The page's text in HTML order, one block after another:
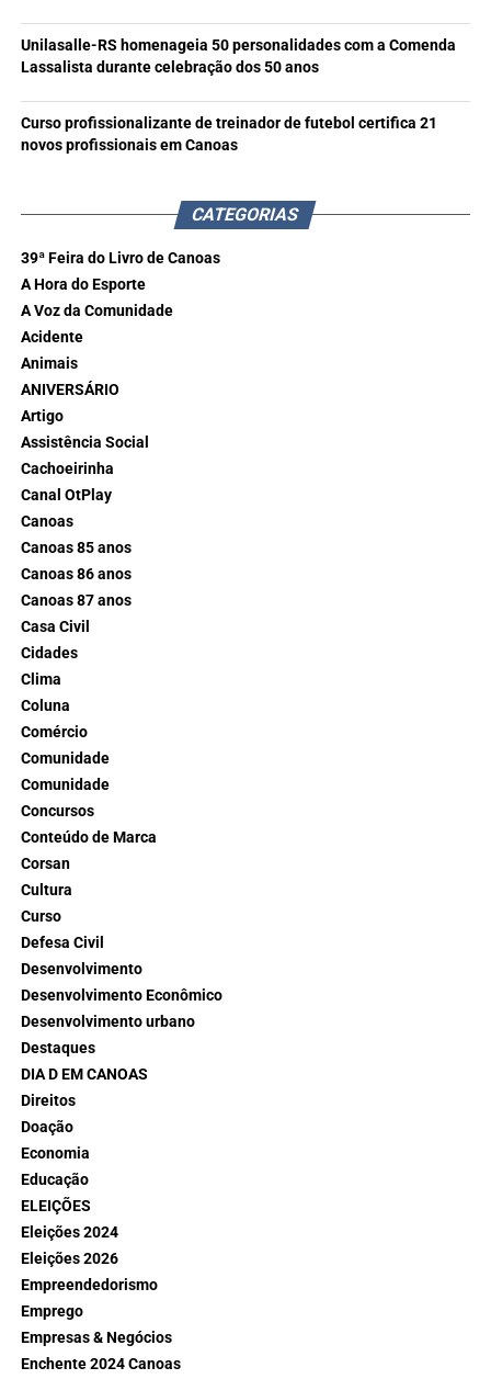
Unilasalle-RS homenageia 50 personalidades com a Comenda
Lassalista durante celebração dos 50 anos
Curso profissionalizante de treinador de futebol certifica 21
novos profissionais em Canoas
CATEGORIAS
39ª Feira do Livro de Canoas
A Hora do Esporte
A Voz da Comunidade
Acidente
Animais
ANIVERSÁRIO
Artigo
Assistência Social
Cachoeirinha
Canal OtPlay
Canoas
Canoas 85 anos
Canoas 86 anos
Canoas 87 anos
Casa Civil
Cidades
Clima
Coluna
Comércio
Comunidade
Comunidade
Concursos
Conteúdo de Marca
Corsan
Cultura
Curso
Defesa Civil
Desenvolvimento
Desenvolvimento Econômico
Desenvolvimento urbano
Destaques
DIA D EM CANOAS
Direitos
Doação
Economia
Educação
ELEIÇÕES
Eleições 2024
Eleições 2026
Empreendedorismo
Emprego
Empresas & Negócios
Enchente 2024 Canoas